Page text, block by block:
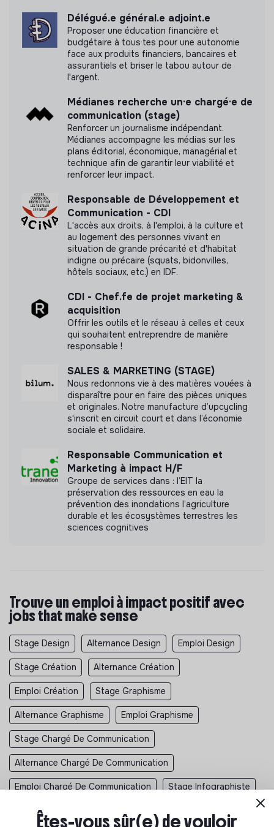
Documents
N'a pas encore communiqué de documents de
transparence
Délégué.e général.e adjoint.e
Proposer une éducation financière et
budgétaire à tous·tes pour une autonomie
face aux produits financiers, bancaires et
assurantiels et briser le tabou autour de
l'argent.
Médianes recherche un·e chargé·e de
communication (stage)
Renforcer un journalisme indépendant.
Médianes accompagne les médias sur les
plans éditorial, économique, managérial et
technique afin de garantir leur viabilité et
renforcer leur impact.
Responsable de Développement et
Communication - CDI
L'accès aux droits, à l'emploi, à la culture et
au logement des personnes vivant en
situation de grande précarité et d'habitat
indigne ou précaire (squats, bidonvilles,
hôtels sociaux, etc.) en IDF.
CDI - Chef.fe de projet marketing &
acquisition
Offrir les outils et le réseau à celles et ceux
qui souhaitent entreprendre de manière
responsable !
SALES & MARKETING (STAGE)
Nous redonnons vie à des matières vouées à
disparaître pour en faire des pièces uniques
et originales. Notre manufacture d’upcycling
s'inscrit en circuit court et dans l’économie
sociale et solidaire.
Responsable Communication et
Marketing à impact H/F
Groupe de services dans : l’EIT la
préservation des ressources en eau la
prévention des inondations l’agriculture
durable et les écosystèmes terrestres les
sciences cognitives
Trouve un emploi à impact positif avec
jobs that make sense
Stage Design Alternance Design Emploi Design
Stage Création Alternance Création
Emploi Création Stage Graphisme
Alternance Graphisme Emploi Graphisme
Stage Chargé De Communication
Alternance Chargé De Communication
Emploi Chargé De Communication Stage Infographiste
Alternance Infographiste
Êtes-vous sûr(e) de vouloir